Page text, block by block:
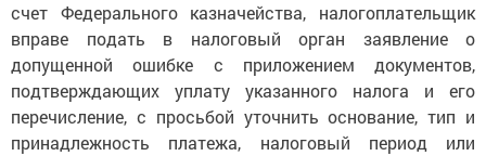
счет Федерального казначейства, налогоплательщик
вправе подать в налоговый орган заявление о
допущенной ошибке с приложением документов,
подтверждающих уплату указанного налога и его
перечисление, с просьбой уточнить основание, тип и
принадлежность платежа, налоговый период или